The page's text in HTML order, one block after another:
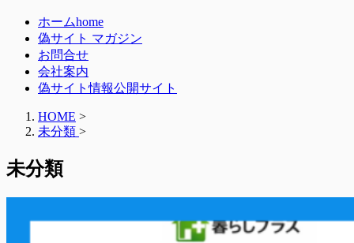
ホームhome
偽サイト マガジン
お問合せ
会社案内
偽サイト情報公開サイト
HOME >
未分類 >
未分類